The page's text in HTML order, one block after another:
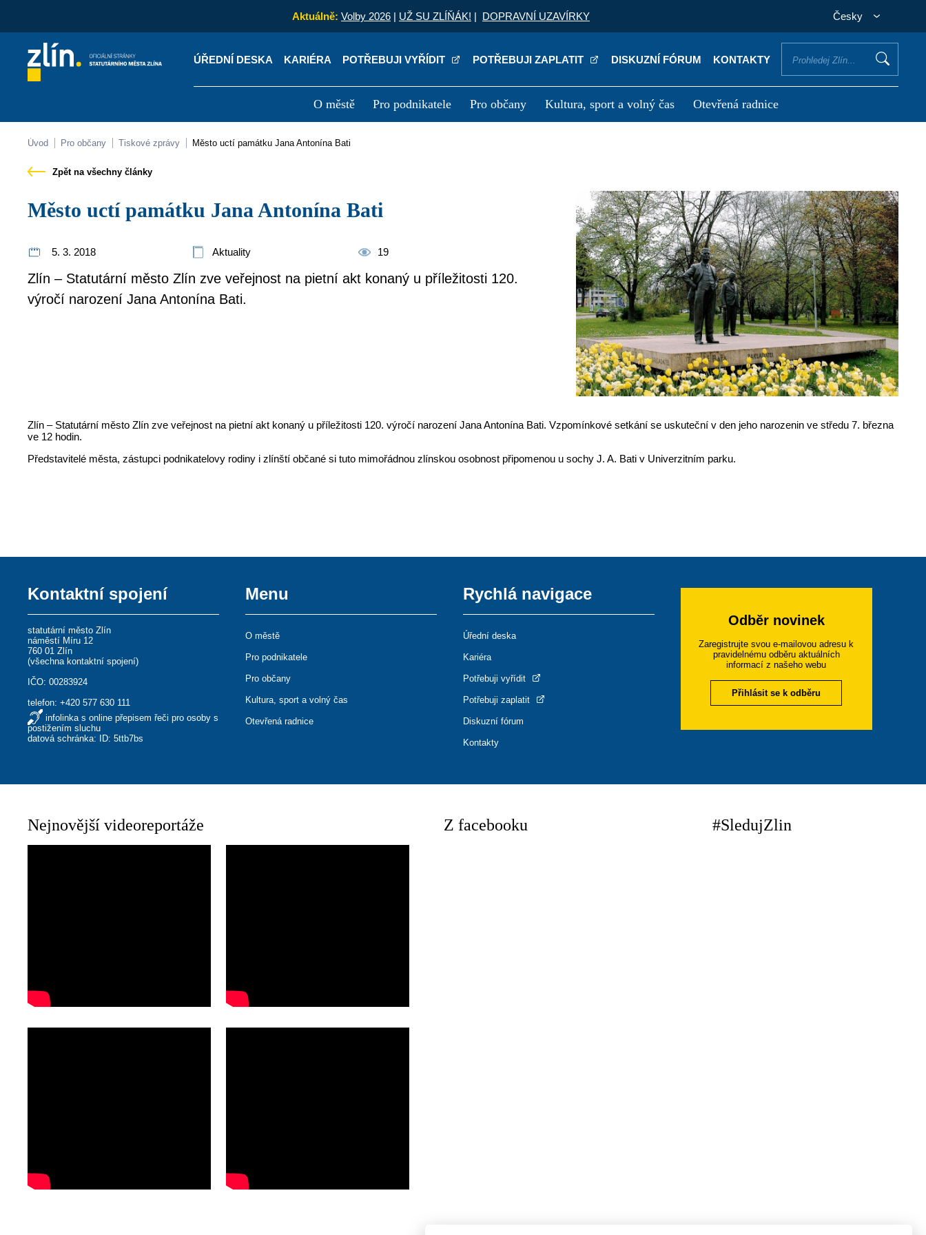
Aktuálně: Volby 2026 | UŽ SU ZLÍŇÁK! | DOPRAVNÍ UZAVÍRKY Česky
ÚŘEDNÍ DESKA KARIÉRA POTŘEBUJI VYŘÍDIT POTŘEBUJI ZAPLATIT DISKUZNÍ FÓRUM KONTAKTY
O městě Pro podnikatele Pro občany Kultura, sport a volný čas Otevřená radnice
Kontakty Úřední deska
Úvod Pro občany Tiskové zprávy Město uctí památku Jana Antonína Bati
Zpět na všechny články
Město uctí památku Jana Antonína Bati
5. 3. 2018 Aktuality 19
Zlín – Statutární město Zlín zve veřejnost na pietní akt konaný u příležitosti 120.
výročí narození Jana Antonína Bati.
Zlín – Statutární město Zlín zve veřejnost na pietní akt konaný u příležitosti 120. výročí narození Jana Antonína Bati. Vzpomínkové setkání se uskuteční v den jeho narozenin ve středu 7. března
ve 12 hodin.
Představitelé města, zástupci podnikatelovy rodiny i zlínští občané si tuto mimořádnou zlínskou osobnost připomenou u sochy J. A. Bati v Univerzitním parku.
Kontaktní spojení
statutární město Zlín
náměstí Míru 12
760 01 Zlín
(všechna kontaktní spojení)
IČO: 00283924
telefon:+420 577 630 111
infolinka s online přepisem řeči pro osoby s
postižením sluchu
datová schránka: ID: 5ttb7bs
Menu
O městě
Pro podnikatele
Pro občany
Kultura, sport a volný čas
Otevřená radnice
Rychlá navigace
Úřední deska
Kariéra
Potřebuji vyřídit
Potřebuji zaplatit
Diskuzní fórum
Kontakty
Odběr novinek
Zaregistrujte svou e-mailovou adresu k
pravidelnému odběru aktuálních
informací z našeho webu
Přihlásit se k odběru
Nejnovější videoreportáže Z facebooku #SledujZlin